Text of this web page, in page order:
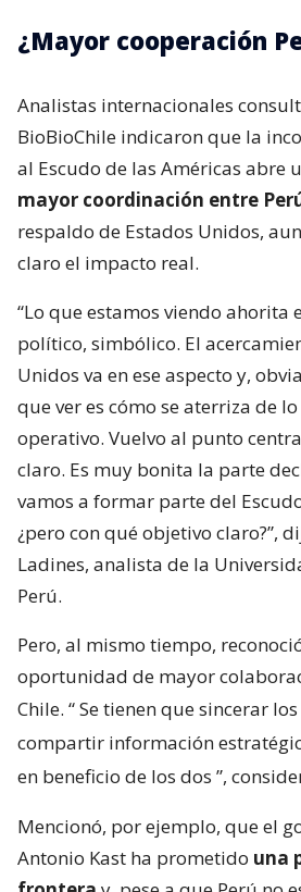
¿Mayor cooperación
Analistas internacionales
BioBioChile indicaron que la
al Escudo de las Américas abre
mayor coordinación entre
respaldo de Estados Unidos,
claro el impacto real.
“Lo que estamos viendo ahorita
político, simbólico. El
Unidos va en ese aspecto y,
que ver es cómo se aterriza de
operativo. Vuelvo al punto
claro. Es muy bonita la parte
vamos a formar parte del
¿pero con qué objetivo claro?”,
Ladines, analista de la
Perú.
Pero, al mismo tiempo,
oportunidad de mayor
Chile. “Se tienen que sincerar
compartir información
en beneficio de los dos ”,
Mencionó, por ejemplo, que el
Antonio Kast ha prometido una